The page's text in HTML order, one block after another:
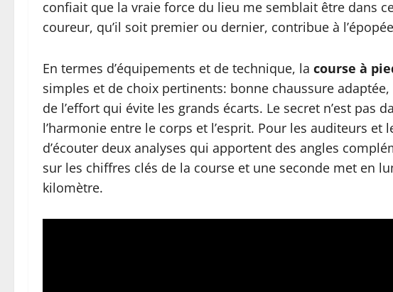
confiait que la vraie force du lieu me semblait être dans
coureur, qu’il soit premier ou dernier, contribue à
En termes d’équipements et de technique, la course à
simples et de choix pertinents: bonne chaussure
de l’effort qui évite les grands écarts. Le secret n’est pas
l’harmonie entre le corps et l’esprit. Pour les auditeurs
d’écouter deux analyses qui apportent des angles
sur les chiffres clés de la course et une seconde met en
kilomètre.